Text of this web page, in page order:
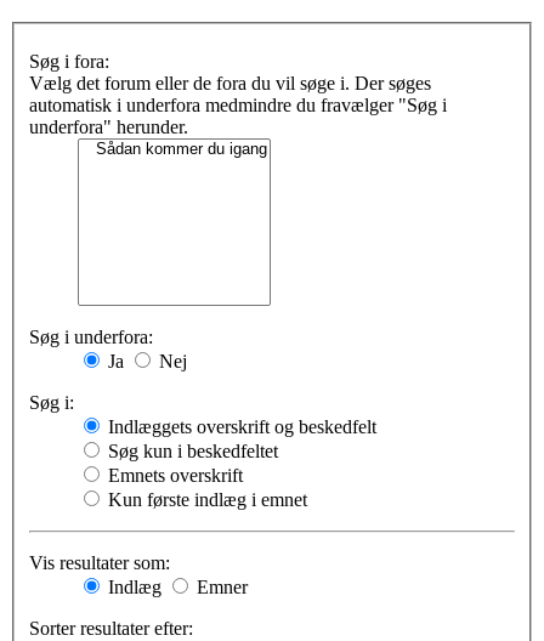
Søg i fora:
Vælg det forum eller de fora du vil søge i. Der søges
automatisk i underfora medmindre du fravælger "Søg i
underfora" herunder.
Søg i underfora:
Ja
Nej
Søg i:
Indlæggets overskrift og beskedfelt
Søg kun i beskedfeltet
Emnets overskrift
Kun første indlæg i emnet
Vis resultater som:
Indlæg
Emner
Sorter resultater efter: